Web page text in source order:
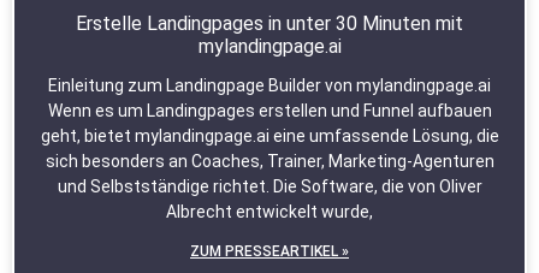
Erstelle Landingpages in unter 30 Minuten mit
mylandingpage.ai
Einleitung zum Landingpage Builder von mylandingpage.ai
Wenn es um Landingpages erstellen und Funnel aufbauen
geht, bietet mylandingpage.ai eine umfassende Lösung, die
sich besonders an Coaches, Trainer, Marketing-Agenturen
und Selbstständige richtet. Die Software, die von Oliver
Albrecht entwickelt wurde,
ZUM PRESSEARTIKEL »